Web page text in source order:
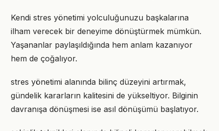
Kendi stres yönetimi yolculuğunuzu başkalarına
ilham verecek bir deneyime dönüştürmek mümkün.
Yaşananlar paylaşıldığında hem anlam kazanıyor
hem de çoğalıyor.
stres yönetimi alanında bilinç düzeyini artırmak,
gündelik kararların kalitesini de yükseltiyor. Bilginin
davranışa dönüşmesi ise asıl dönüşümü başlatıyor.